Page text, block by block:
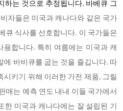
하는 것으로 추정됩니다. 바베큐 그
자들은 미국과 캐나다와 같은 국가
큐 식사를 선호합니다. 이 국가들은
용합니다. 특히 여름에는 미국과 캐
에 바비큐를 굽는 것을 즐깁니다. 따
시키기 위해 이러한 가전 제품, 그릴
매는 예측 연도 내내 이들 국가에서
한 미국과 캐나다에는 잘 설립된 기